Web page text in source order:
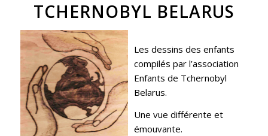
TCHERNOBYL BELARUS
Les dessins des enfants
compilés par l’association
Enfants de Tchernobyl
Belarus.
Une vue différente et
émouvante.